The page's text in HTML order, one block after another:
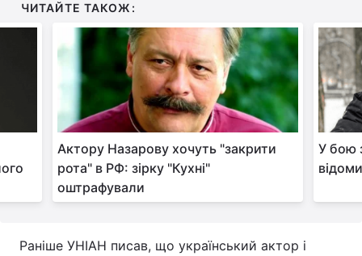
ЧИТАЙТЕ ТАКОЖ:
Актору Назарову хочуть "закрити
рота" в РФ: зірку "Кухні"
оштрафували
У бою
Раніше УНІАН писав, що український актор і